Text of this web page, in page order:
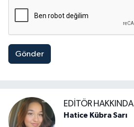
Gönder
EDITÖR HAKKINDA
Hatice Kübra Sarı